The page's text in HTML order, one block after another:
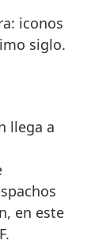
iconos
siglo.
llega a
en este